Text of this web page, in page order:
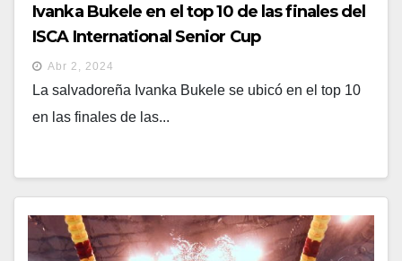
Ivanka Bukele en el top 10 de las finales del
ISCA International Senior Cup
Abr 2, 2024
La salvadoreña Ivanka Bukele se ubicó en el top 10
en las finales de las...